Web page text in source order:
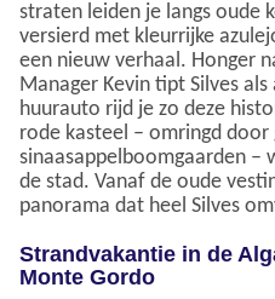
straten leiden je langs oude
versierd met kleurrijke
een nieuw verhaal. Honger
Manager Kevin tipt Silves
huurauto rijd je zo deze
rode kasteel – omringd door
sinaasappelboomgaarden –
de stad. Vanaf de oude
panorama dat heel Silves
Strandvakantie in de
Monte Gordo